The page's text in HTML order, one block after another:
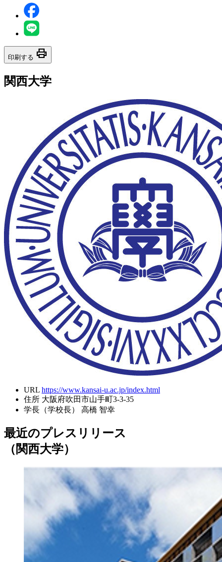
印刷する print
関西大学
URL https://www.kansai-u.ac.jp/index.html
住所 大阪府吹田市山手町3-3-35
学長（学校長）
高橋 智幸
最近のプレスリリース
（関西大学）